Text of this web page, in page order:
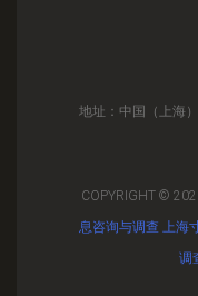
地址：中国（上海
COPYRIGHT ©
息咨询与调查 上海
调